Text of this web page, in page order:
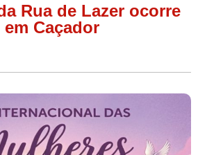
Rua de Lazer ocorre
Caçador